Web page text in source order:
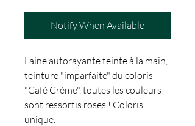
Notify When Available
Laine autorayante teinte à la main,
teinture "imparfaite" du coloris
"Café Crème", toutes les couleurs
sont ressortis roses ! Coloris
unique.